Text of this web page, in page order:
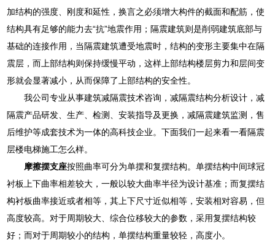
加结构的强度、刚度和延性，换言之必须增大构件的截面和配筋，使
结构具有足够的能力去“抗”地震作用；隔震建筑则是削弱建筑底部与
基础的连接作用，当隔震建筑遭受地震时，结构的变形主要集中在隔
震层，而上部结构则保持缓慢平动，这样上部结构楼层剪力和层间变
形就会显著减小，从而保障了上部结构的安全性。
我公司专业从事建筑减隔震技术咨询，减隔震结构分析设计，减
隔震产品研发、生产、检测、安装指导及更换，减隔震建筑监测，售
后维护等成套技术为一体的高科技企业。下面我们一起来看一看隔震
层楼电梯施工怎么样。
摩擦摆支座按照曲率可分为单摆和复摆结构。单摆结构中间球冠
衬板上下曲率相差较大，一般以较大曲率半径为设计基准；而复摆结
构衬板曲率接近或者相等，其上下尺寸近似相等，安装相对容易，但
高度较高。对于周期较大、综合位移较大的参数，采用复摆结构较
好；而对于周期较小的结构，单摆结构重量较轻，高度小。